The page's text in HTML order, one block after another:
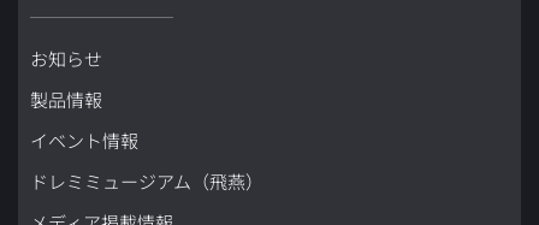
お知らせ
製品情報
イベント情報
ドレミミュージアム（飛燕）